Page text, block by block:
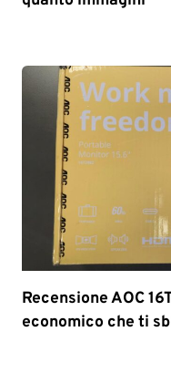
Recensione AOC
economico che ti